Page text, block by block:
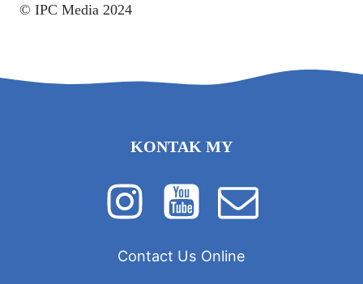
© IPC Media 2024
KONTAK MY
Contact Us Online